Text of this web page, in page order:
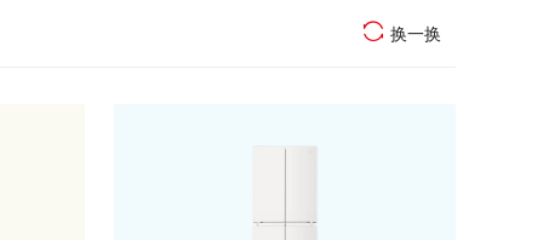
换一换